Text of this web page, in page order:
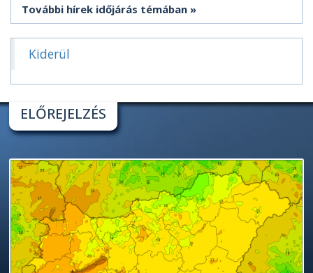
További hírek időjárás témában
Kiderül
ELŐREJELZÉS